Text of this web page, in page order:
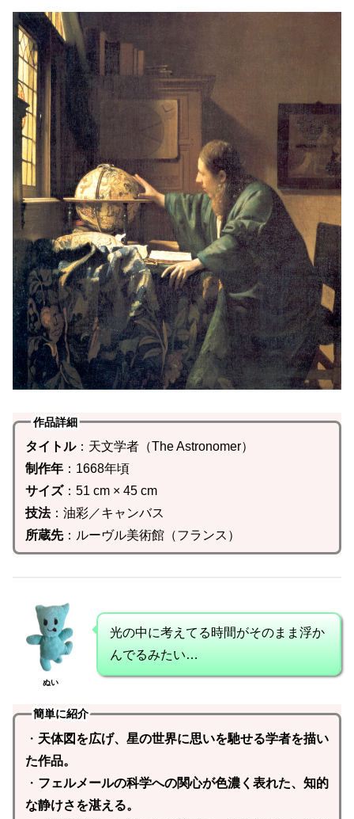
作品詳細
タイトル：天文学者（The Astronomer）
制作年：1668年頃
サイズ：51 cm × 45 cm
技法：油彩／キャンバス
所蔵先：ルーヴル美術館（フランス）
ぬい
光の中に考えてる時間がそのまま浮か
んでるみたい…
簡単に紹介
・ 天体図を広げ、星の世界に思いを馳せる学者を描い
た作品。
・ フェルメールの科学への関心が色濃く表れた、知的
な静けさを湛える。